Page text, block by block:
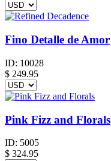
Fino Detalle de Amor
ID: 10028
$ 249.95
Pink Fizz and Florals
ID: 5005
$ 324.95